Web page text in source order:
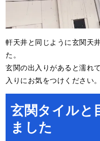
軒天井と同じように玄関天
た。
玄関の出入りがあると濡れ
入りにお気をつけください。
玄関タイルと
ました